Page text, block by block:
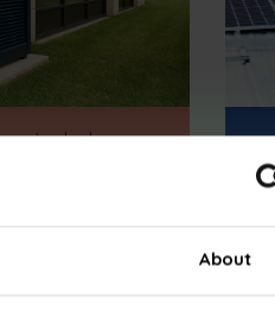
About
à chaleur